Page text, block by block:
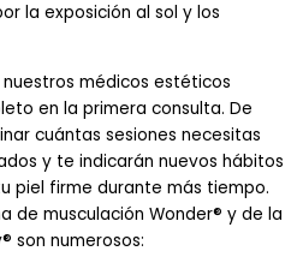
la exposición al sol y los
médicos estéticos
en la primera consulta. De
cuántas sesiones necesitas
y te indicarán nuevos hábitos
piel firme durante más tiempo.
de musculación Wonder® y de la
son numerosos: